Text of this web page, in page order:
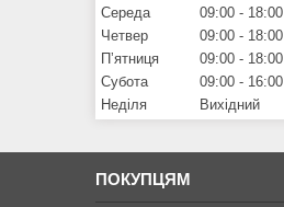
Середа
09:00
18:00
Четвер
09:00
18:00
Пʼятниця
09:00
18:00
Субота
09:00
16:00
Неділя
Вихідний
ПОКУПЦЯМ